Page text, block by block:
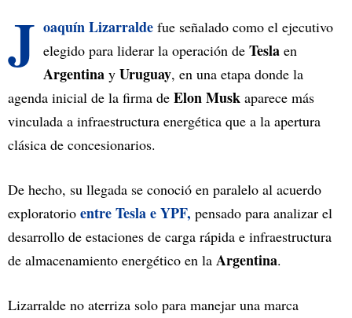
J oaquín Lizarralde fue señalado como el ejecutivo
elegido para liderar la operación de Tesla en
Argentina y Uruguay, en una etapa donde la
agenda inicial de la firma de Elon Musk aparece más
vinculada a infraestructura energética que a la apertura
clásica de concesionarios.
De hecho, su llegada se conoció en paralelo al acuerdo
exploratorio entre Tesla e YPF, pensado para analizar el
desarrollo de estaciones de carga rápida e infraestructura
de almacenamiento energético en la Argentina.
Lizarralde no aterriza solo para manejar una marca